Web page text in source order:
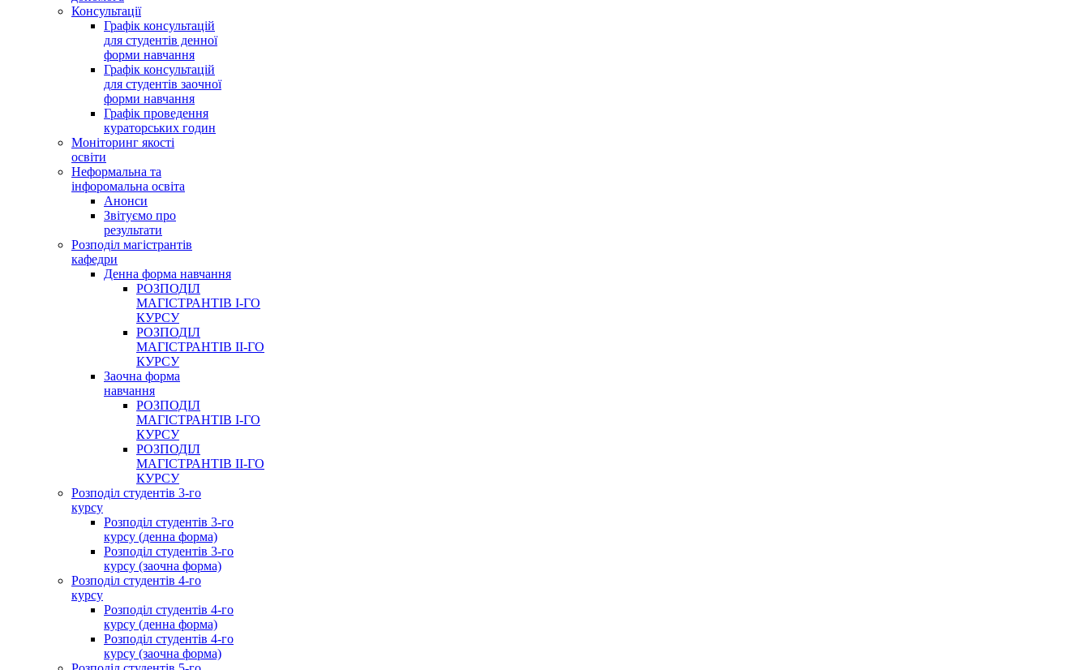
Консультації
Графік консультацій
для студентів денної
форми навчання
Графік консультацій
для студентів заочної
форми навчання
Графік проведення
кураторських годин
Моніторинг якості
освіти
Неформальна та
інфоромальна освіта
Анонси
Звітуємо про
результати
Розподіл магістрантів
кафедри
Денна форма навчання
РОЗПОДІЛ
МАГІСТРАНТІВ І-ГО
КУРСУ
РОЗПОДІЛ
МАГІСТРАНТІВ ІІ-ГО
КУРСУ
Заочна форма
навчання
РОЗПОДІЛ
МАГІСТРАНТІВ І-ГО
КУРСУ
РОЗПОДІЛ
МАГІСТРАНТІВ ІІ-ГО
КУРСУ
Розподіл студентів 3-го
курсу
Розподіл студентів 3-го
курсу (денна форма)
Розподіл студентів 3-го
курсу (заочна форма)
Розподіл студентів 4-го
курсу
Розподіл студентів 4-го
курсу (денна форма)
Розподіл студентів 4-го
курсу (заочна форма)